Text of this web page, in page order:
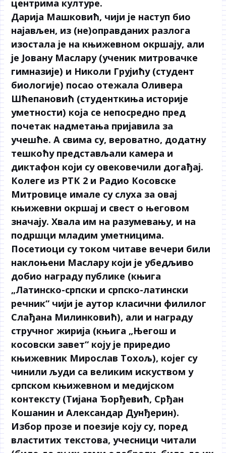
центрима културе.
Дарија Машковић, чији је наступ био
најављен, из (не)оправданих разлога
изостала је на књижевном окршају, али
је Јовану Маслару (ученик митровачке
гимназије) и Николи Грујићу (студент
биологије) посао отежала Оливера
Шћепановић (студенткиња историје
уметности) која се непосредно пред
почетак надметања пријавила за
учешће. А свима су, вероватно, додатну
тешкоћу представљали камера и
диктафон који су овековечили догађај.
Колеге из РТК 2 и Радио Косовске
Митровице имале су слуха за овај
књижевни окршај и свест о његовом
значају. Хвала им на разумевању, и на
подршци младим уметницима.
Посетиоци су током читаве вечери били
наклоњени Маслару који је убедљиво
добио награду публике (књига
„Латинско-српски и српско-латински
речник“ чији је аутор класични филилог
Слађана Милинковић), али и награду
стручног жирија (књига „Његош и
косовски завет“ коју је приредио
књижевник Мирослав Тохољ), којег су
чинили људи са великим искуством у
српском књижевном и медијском
контексту (Тијана Ђорђевић, Срђан
Кошанин и Александар Дунђерин).
Избор прозе и поезије коју су, поред
властитих текстова, учесници читали